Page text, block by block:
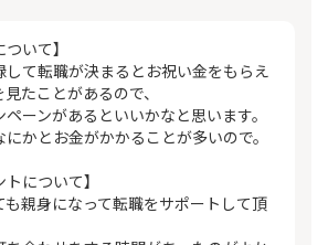
いて】
て転職が決まるとお祝い金をもらえ
たことがあるので、
ーンがあるといいかなと思います。
かとお金がかかることが多いので。
について】
親身になって転職をサポートして頂